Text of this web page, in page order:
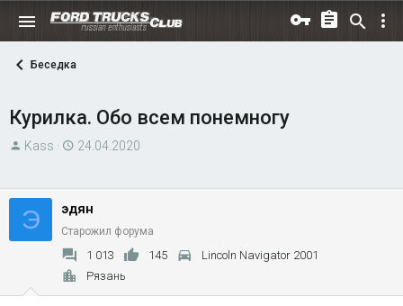
Беседка
Курилка. Обо всем понемногу
А
р
т
Kass
Д
а
24.04.2020
Э эдян
Старожил форума
1 013 145
Lincoln Navigator 2001
Рязань